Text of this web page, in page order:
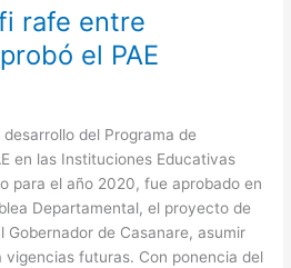
rafe entre
el PAE
del Programa de
en las Instituciones Educativas
para el año 2020, fue aprobado en
Departamental, el proyecto de
Gobernador de Casanare, asumir
futuras. Con ponencia del